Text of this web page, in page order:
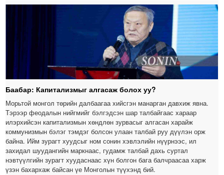
Баабар: Капитализмыг алгасаж болох уу?
Морьтой монгол төрийн далбаагаа хийсгэн манарган давхиж явна.
Тэрээр феодалын нийгмийг бэлгэдсэн шар талбайгаас хараар
илэрхийсэн капитализмын хөндлөн зурвасыг алгасан харайж
коммунизмын бэлэг тэмдэг болсон улаан талбай руу дүүлэн орж
байна. Ийм зурагт хуудсыг ном сонин хэвлэлийн нүүрнээс, ил
захидал шуудангийн маркнаас, гудамж талбай дахь суртал
нэвтүүлгийн зурагт хуудаснаас хүн болгон бага балчраасаа харж
үзэн бахархаж байсан үе Монголын түүхэнд бий.